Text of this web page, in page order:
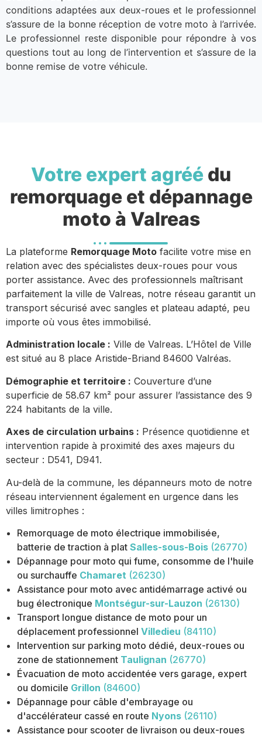
conditions adaptées aux deux-roues et le professionnel
s’assure de la bonne réception de votre moto à l’arrivée.
Le professionnel reste disponible pour répondre à vos
questions tout au long de l’intervention et s’assure de la
bonne remise de votre véhicule.
Votre expert agréé du
remorquage et dépannage
moto à Valreas
La plateforme Remorquage Moto facilite votre mise en
relation avec des spécialistes deux-roues pour vous
porter assistance. Avec des professionnels maîtrisant
parfaitement la ville de Valreas, notre réseau garantit un
transport sécurisé avec sangles et plateau adapté, peu
importe où vous êtes immobilisé.
Administration locale : Ville de Valreas. L’Hôtel de Ville
est situé au 8 place Aristide-Briand 84600 Valréas.
Démographie et territoire : Couverture d’une
superficie de 58.67 km² pour assurer l’assistance des 9
224 habitants de la ville.
Axes de circulation urbains : Présence quotidienne et
intervention rapide à proximité des axes majeurs du
secteur : D541, D941.
Au-delà de la commune, les dépanneurs moto de notre
réseau interviennent également en urgence dans les
villes limitrophes :
Remorquage de moto électrique immobilisée,
batterie de traction à plat Salles-sous-Bois (26770)
Dépannage pour moto qui fume, consomme de l'huile
ou surchauffe Chamaret (26230)
Assistance pour moto avec antidémarrage activé ou
bug électronique Montségur-sur-Lauzon (26130)
Transport longue distance de moto pour un
déplacement professionnel Villedieu (84110)
Intervention sur parking moto dédié, deux-roues ou
zone de stationnement Taulignan (26770)
Évacuation de moto accidentée vers garage, expert
ou domicile Grillon (84600)
Dépannage pour câble d'embrayage ou
d'accélérateur cassé en route Nyons (26110)
Assistance pour scooter de livraison ou deux-roues